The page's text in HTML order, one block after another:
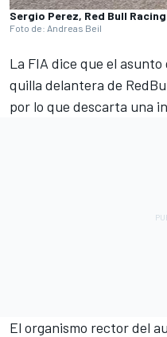
Sergio Perez, Red Bull
Foto de: Andreas Beil
La FIA dice que el
quilla delantera de Red
por lo que descarta una
El organismo rector del